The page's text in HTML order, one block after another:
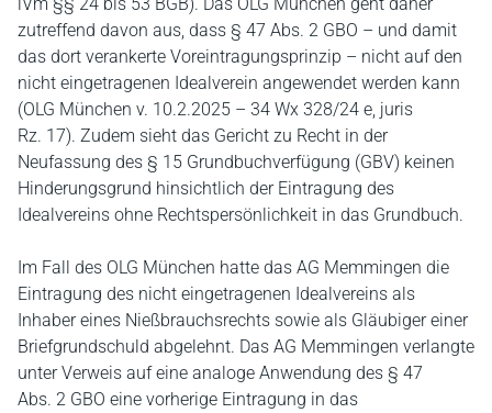
zutreffend davon aus, dass § 47 Abs. 2 GBO – und damit
das dort verankerte Voreintragungsprinzip – nicht auf den
nicht eingetragenen Idealverein angewendet werden kann
(OLG München v. 10.2.2025 – 34 Wx 328/24 e, juris
Rz. 17). Zudem sieht das Gericht zu Recht in der
Neufassung des § 15 Grundbuchverfügung (GBV) keinen
Hinderungsgrund hinsichtlich der Eintragung des
Idealvereins ohne Rechtspersönlichkeit in das Grundbuch.
Im Fall des OLG München hatte das AG Memmingen die
Eintragung des nicht eingetragenen Idealvereins als
Inhaber eines Nießbrauchsrechts sowie als Gläubiger einer
Briefgrundschuld abgelehnt. Das AG Memmingen verlangte
unter Verweis auf eine analoge Anwendung des § 47
Abs. 2 GBO eine vorherige Eintragung in das